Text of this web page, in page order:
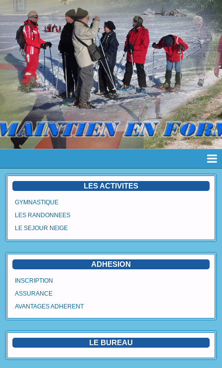
Page d'accueil
Album
Avantages Adhérent
Contact
Blog
LES ACTIVITES
GYMNASTIQUE
LES RANDONNEES
LE SEJOUR NEIGE
ADHESION
INSCRIPTION
ASSURANCE
AVANTAGES ADHERENT
LE BUREAU